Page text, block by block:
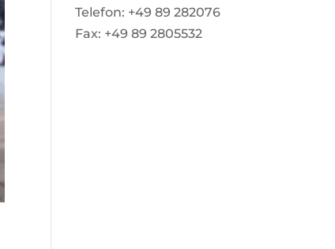
Telefon: +49 89 282076
Fax: +49 89 2805532